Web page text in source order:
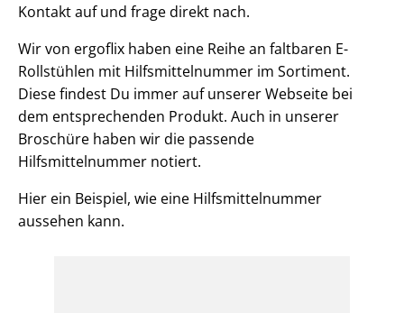
Kontakt auf und frage direkt nach.
Wir von ergoflix haben eine Reihe an faltbaren E-
Rollstühlen mit Hilfsmittelnummer im Sortiment.
Diese findest Du immer auf unserer Webseite bei
dem entsprechenden Produkt. Auch in unserer
Broschüre haben wir die passende
Hilfsmittelnummer notiert.
Hier ein Beispiel, wie eine Hilfsmittelnummer
aussehen kann.